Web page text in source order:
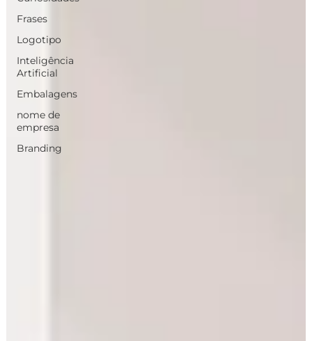
Frases
Logotipo
Inteligência
Artificial
Embalagens
nome de
empresa
Branding